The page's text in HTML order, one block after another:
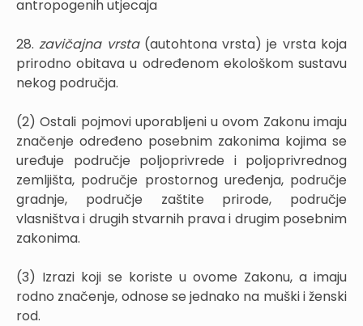
antropogenih utjecaja
28.zavičajna vrsta (autohtona vrsta) je vrsta koja
prirodno obitava u određenom ekološkom sustavu
nekog područja.
(2) Ostali pojmovi uporabljeni u ovom Zakonu imaju
značenje određeno posebnim zakonima kojima se
uređuje područje poljoprivrede i poljoprivrednog
zemljišta, područje prostornog uređenja, područje
gradnje, područje zaštite prirode, područje
vlasništva i drugih stvarnih prava i drugim posebnim
zakonima.
(3) Izrazi koji se koriste u ovome Zakonu, a imaju
rodno značenje, odnose se jednako na muški i ženski
rod.